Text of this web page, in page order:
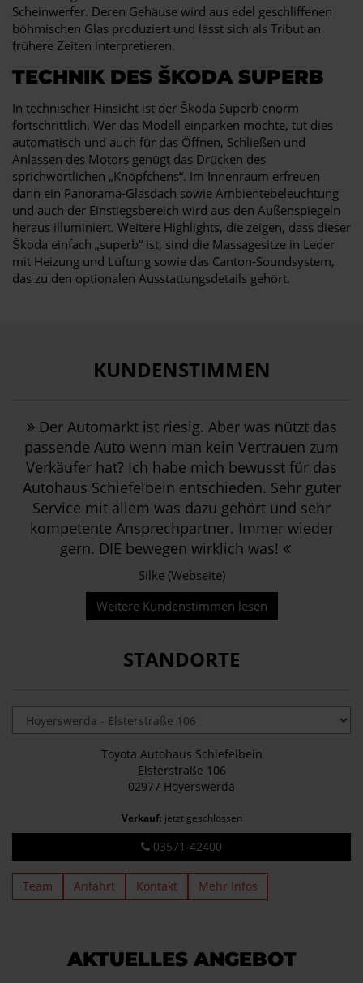
Scheinwerfer. Deren Gehäuse wird aus edel geschliffenen
böhmischen Glas produziert und lässt sich als Tribut an
frühere Zeiten interpretieren.
TECHNIK DES ŠKODA SUPERB
In technischer Hinsicht ist der Škoda Superb enorm
fortschrittlich. Wer das Modell einparken möchte, tut dies
automatisch und auch für das Öffnen, Schließen und
Anlassen des Motors genügt das Drücken des
sprichwörtlichen „Knöpfchens“. Im Innenraum erfreuen
dann ein Panorama-Glasdach sowie Ambientebeleuchtung
und auch der Einstiegsbereich wird aus den Außenspiegeln
heraus illuminiert. Weitere Highlights, die zeigen, dass dieser
Škoda einfach „superb“ ist, sind die Massagesitze in Leder
mit Heizung und Lüftung sowie das Canton-Soundsystem,
das zu den optionalen Ausstattungsdetails gehört.
KUNDENSTIMMEN
Der Automarkt ist riesig. Aber was nützt das
passende Auto wenn man kein Vertrauen zum
Verkäufer hat? Ich habe mich bewusst für das
Autohaus Schiefelbein entschieden. Sehr guter
Service mit allem was dazu gehört und sehr
kompetente Ansprechpartner. Immer wieder
gern. DIE bewegen wirklich was!
Silke (Webseite)
Weitere Kundenstimmen lesen
STANDORTE
Toyota Autohaus Schiefelbein
Elsterstraße 106
02977 Hoyerswerda
Verkauf: jetzt geschlossen
03571-42400
Team Anfahrt Kontakt Mehr Infos
AKTUELLES ANGEBOT